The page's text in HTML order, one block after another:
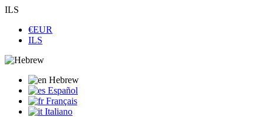
ILS
€EUR
ILS
Hebrew
Español
Français
Italiano